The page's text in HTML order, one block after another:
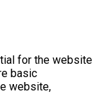
for the website
basic
website,